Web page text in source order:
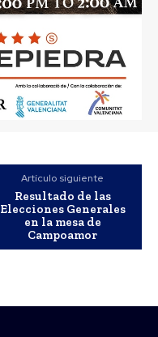
Artículo siguiente
Resultado de las
Elecciones Generales
en la mesa de
Campoamor